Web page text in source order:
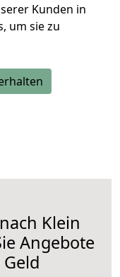
Kunden in
um sie zu
Klein
Angebote